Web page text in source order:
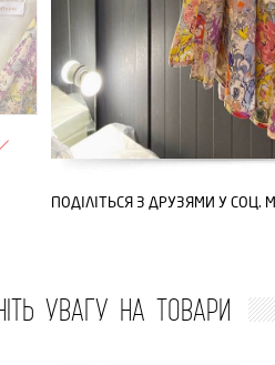
ПОДІЛІТЬСЯ З ДРУЗЯМИ У СОЦ.
УВАГУ НА ТОВАРИ